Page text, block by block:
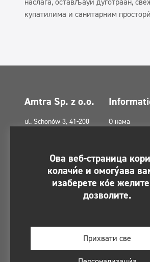
купатилима и санитарним
Amtra Sp. z o.o.
ul. Schonów 3, 41-200
Број за хитне случајеве
tel. +48 32 294 41 00
О нама
друштвеним
Политика
Грантови из
Regulamin
Ова веб-страница
колачиће и омогућава
изаберете које
дозволите.
Прихвати све